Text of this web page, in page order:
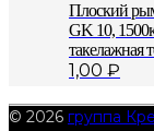
Плоский
GK 10,
такелажная
1,00 ₽
© 2026 группа